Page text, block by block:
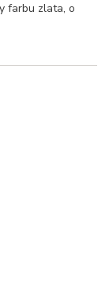
farbu zlata, o